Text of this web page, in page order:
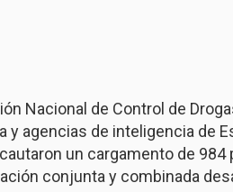
Nacional de Control de
y agencias de inteligencia de
un cargamento de 984
conjunta y combinada